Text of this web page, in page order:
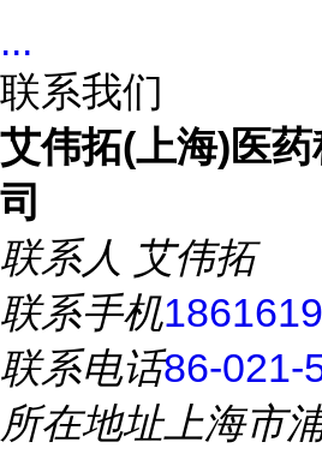
...
联系我们
艾伟拓(上海)医
司
联系人 艾伟拓
联系手机
联系电话86-021-
所在地址上海市